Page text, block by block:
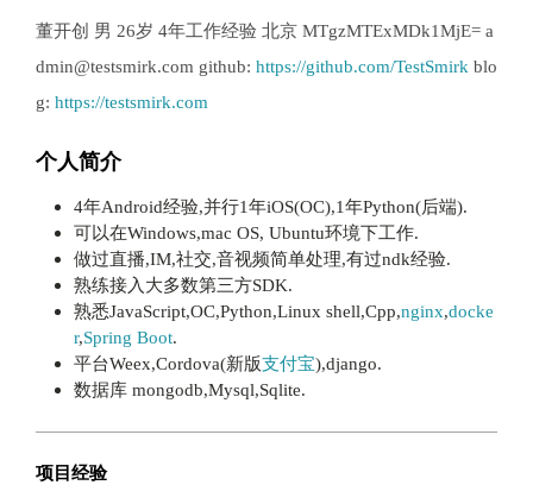
董开创 男 26岁 4年工作经验 北京 MTgzMTExMDk1MjE= a
dmin@testsmirk.com github: https://github.com/TestSmirk blo
g: https://testsmirk.com
个人简介
4年Android经验,并行1年iOS(OC),1年Python(后端).
可以在Windows,mac OS, Ubuntu环境下工作.
做过直播,IM,社交,音视频简单处理,有过ndk经验.
熟练接入大多数第三方SDK.
熟悉JavaScript,OC,Python,Linux shell,Cpp,nginx,docke
r,Spring Boot.
平台Weex,Cordova(新版支付宝),django.
数据库 mongodb,Mysql,Sqlite.
项目经验